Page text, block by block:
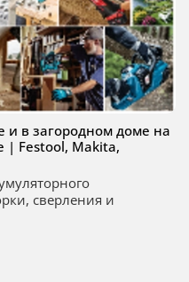
и в загородном доме на
| Festool, Makita,
сверления и